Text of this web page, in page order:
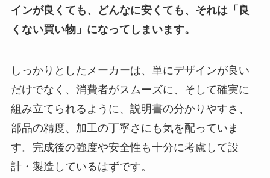
インが良くても、どんなに安くても、それは「良
くない買い物」になってしまいます。
しっかりとしたメーカーは、単にデザインが良い
だけでなく、消費者がスムーズに、そして確実に
組み立てられるように、説明書の分かりやすさ、
部品の精度、加工の丁寧さにも気を配っていま
す。完成後の強度や安全性も十分に考慮して設
計・製造しているはずです。